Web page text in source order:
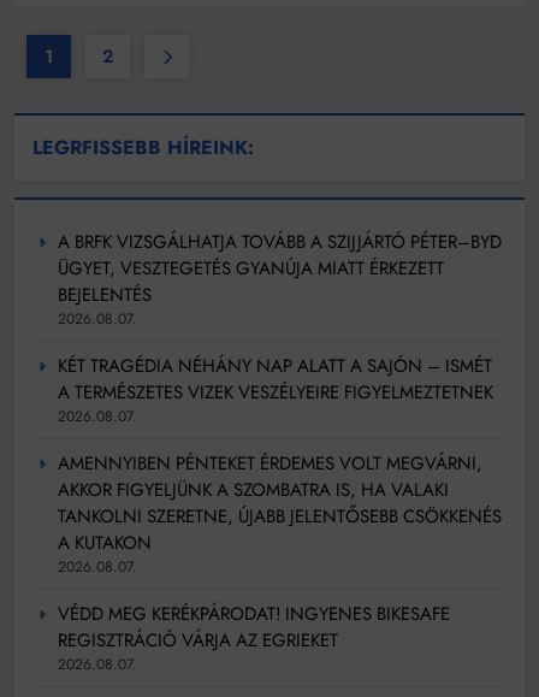
1 2
LEGRFISSEBB HÍREINK:
A BRFK VIZSGÁLHATJA TOVÁBB A SZIJJÁRTÓ PÉTER–BYD
ÜGYET, VESZTEGETÉS GYANÚJA MIATT ÉRKEZETT
BEJELENTÉS
2026.08.07.
KÉT TRAGÉDIA NÉHÁNY NAP ALATT A SAJÓN – ISMÉT
A TERMÉSZETES VIZEK VESZÉLYEIRE FIGYELMEZTETNEK
2026.08.07.
AMENNYIBEN PÉNTEKET ÉRDEMES VOLT MEGVÁRNI,
AKKOR FIGYELJÜNK A SZOMBATRA IS, HA VALAKI
TANKOLNI SZERETNE, ÚJABB JELENTŐSEBB CSÖKKENÉS
A KUTAKON
2026.08.07.
VÉDD MEG KERÉKPÁRODAT! INGYENES BIKESAFE
REGISZTRÁCIÓ VÁRJA AZ EGRIEKET
2026.08.07.